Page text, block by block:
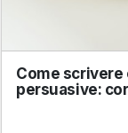
Come
persuasive: